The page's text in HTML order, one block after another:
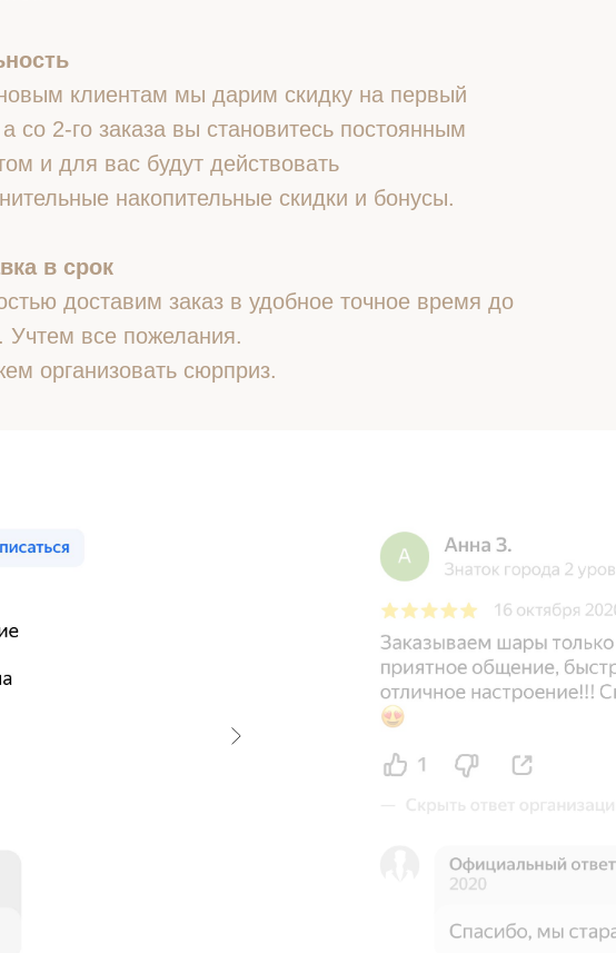
клиентам мы дарим скидку на первый
а со 2-го заказа вы становитесь постоянным
и для вас будут действовать
накопительные скидки и бонусы.
в срок
доставим заказ в удобное точное время до
Учтем все пожелания.
организовать сюрприз.